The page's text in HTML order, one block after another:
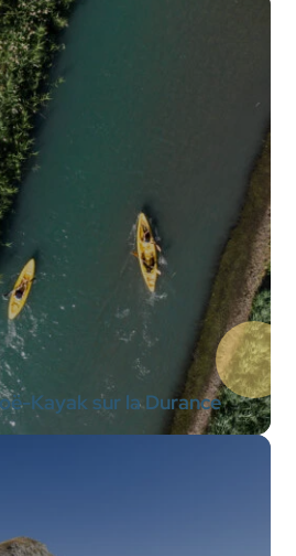
Kayak sur la Durance